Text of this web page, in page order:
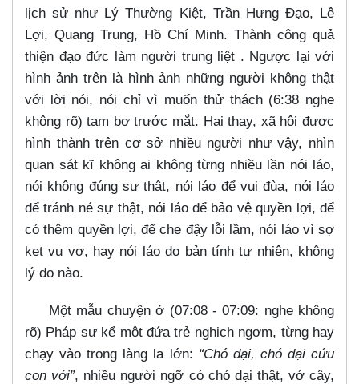
lịch sử như Lý Thường Kiệt, Trần Hưng Đạo, Lê
Lợi, Quang Trung, Hồ Chí Minh. Thành công quả
thiện đạo đức làm người trung liệt . Ngược lại với
hình ảnh trên là hình ảnh những người không thật
với lời nói, nói chỉ vì muốn thử thách (6:38 nghe
không rõ) tạm bợ trước mắt. Hại thay, xã hội được
hình thành trên cơ sở nhiều người như vậy, nhìn
quan sát kĩ không ai không từng nhiều lần nói láo,
nói không đúng sự thật, nói láo để vui đùa, nói láo
để tránh né sự thật, nói láo để bảo vệ quyền lợi, để
có thêm quyền lợi, để che đậy lỗi lầm, nói láo vì sợ
kẹt vu vơ, hay nói láo do bản tính tự nhiên, không
lý do nào.
Một mẫu chuyện ở (07:08 - 07:09: nghe không
rõ) Pháp sư kể một đứa trẻ nghịch ngợm, từng hay
chạy vào trong làng la lớn: “Chó dại, chó dại cứu
con với”, nhiều người ngỡ có chó dại thật, vớ cây,